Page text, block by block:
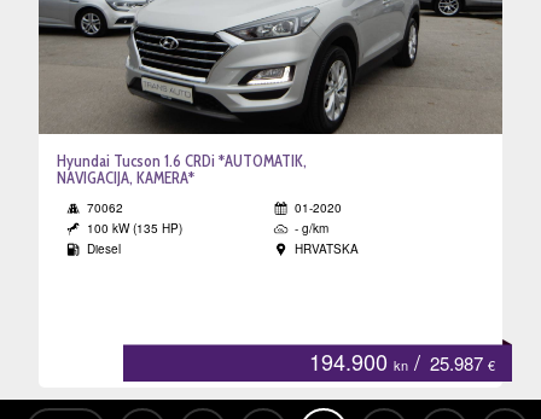
Hyundai Tucson 1.6 CRDi *AUTOMATIK,
NAVIGACIJA, KAMERA*
70062
01-2020
100 kW (135 HP)
- g/km
Diesel
HRVATSKA
194.900 kn / 25.987 €